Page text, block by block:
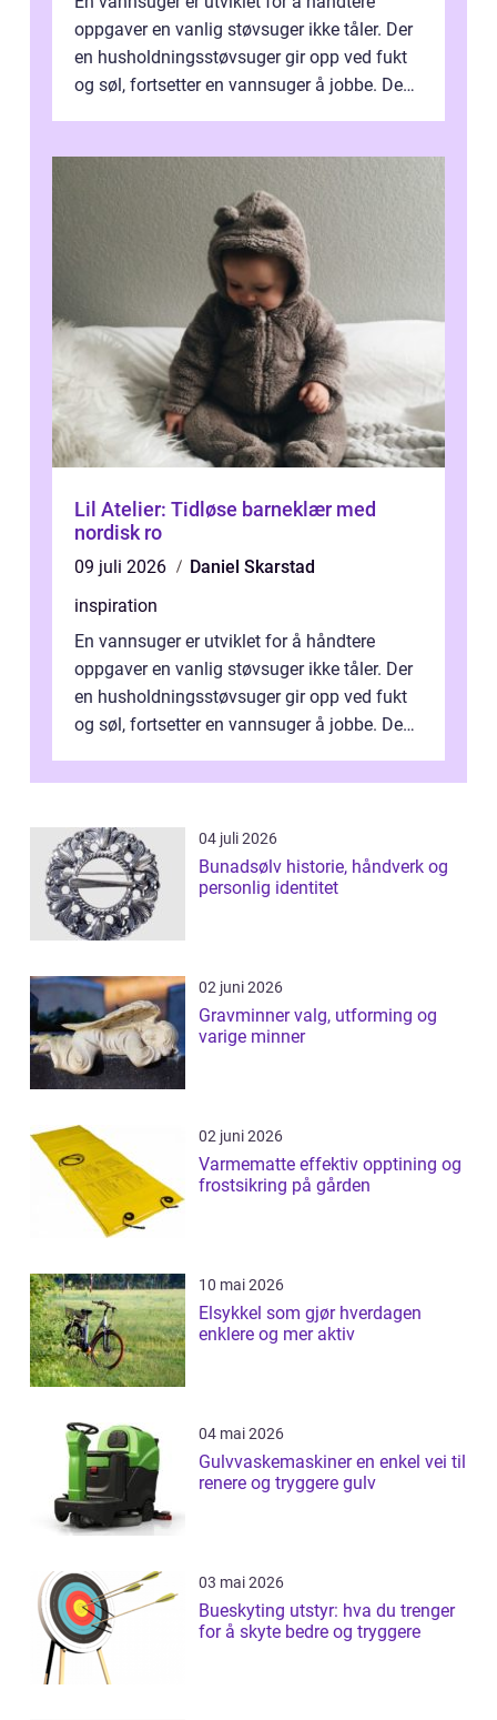
oppgaver en vanlig støvsuger ikke tåler. Der
en husholdningsstøvsuger gir opp ved fukt
og søl, fortsetter en vannsuger å jobbe. Den
Lil Atelier: Tidløse barneklær med
nordisk ro
09 juli 2026
Daniel Skarstad
inspiration
En vannsuger er utviklet for å håndtere
oppgaver en vanlig støvsuger ikke tåler. Der
en husholdningsstøvsuger gir opp ved fukt
og søl, fortsetter en vannsuger å jobbe. Den
04 juli 2026
Bunadsølv historie, håndverk og
personlig identitet
02 juni 2026
Gravminner valg, utforming og
varige minner
02 juni 2026
Varmematte effektiv opptining og
frostsikring på gården
10 mai 2026
Elsykkel som gjør hverdagen
enklere og mer aktiv
04 mai 2026
Gulvvaskemaskiner en enkel vei til
renere og tryggere gulv
03 mai 2026
Bueskyting utstyr: hva du trenger
for å skyte bedre og tryggere